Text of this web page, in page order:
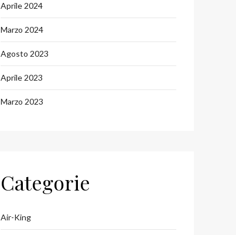
Aprile 2024
Marzo 2024
Agosto 2023
Aprile 2023
Marzo 2023
Categorie
Air-King